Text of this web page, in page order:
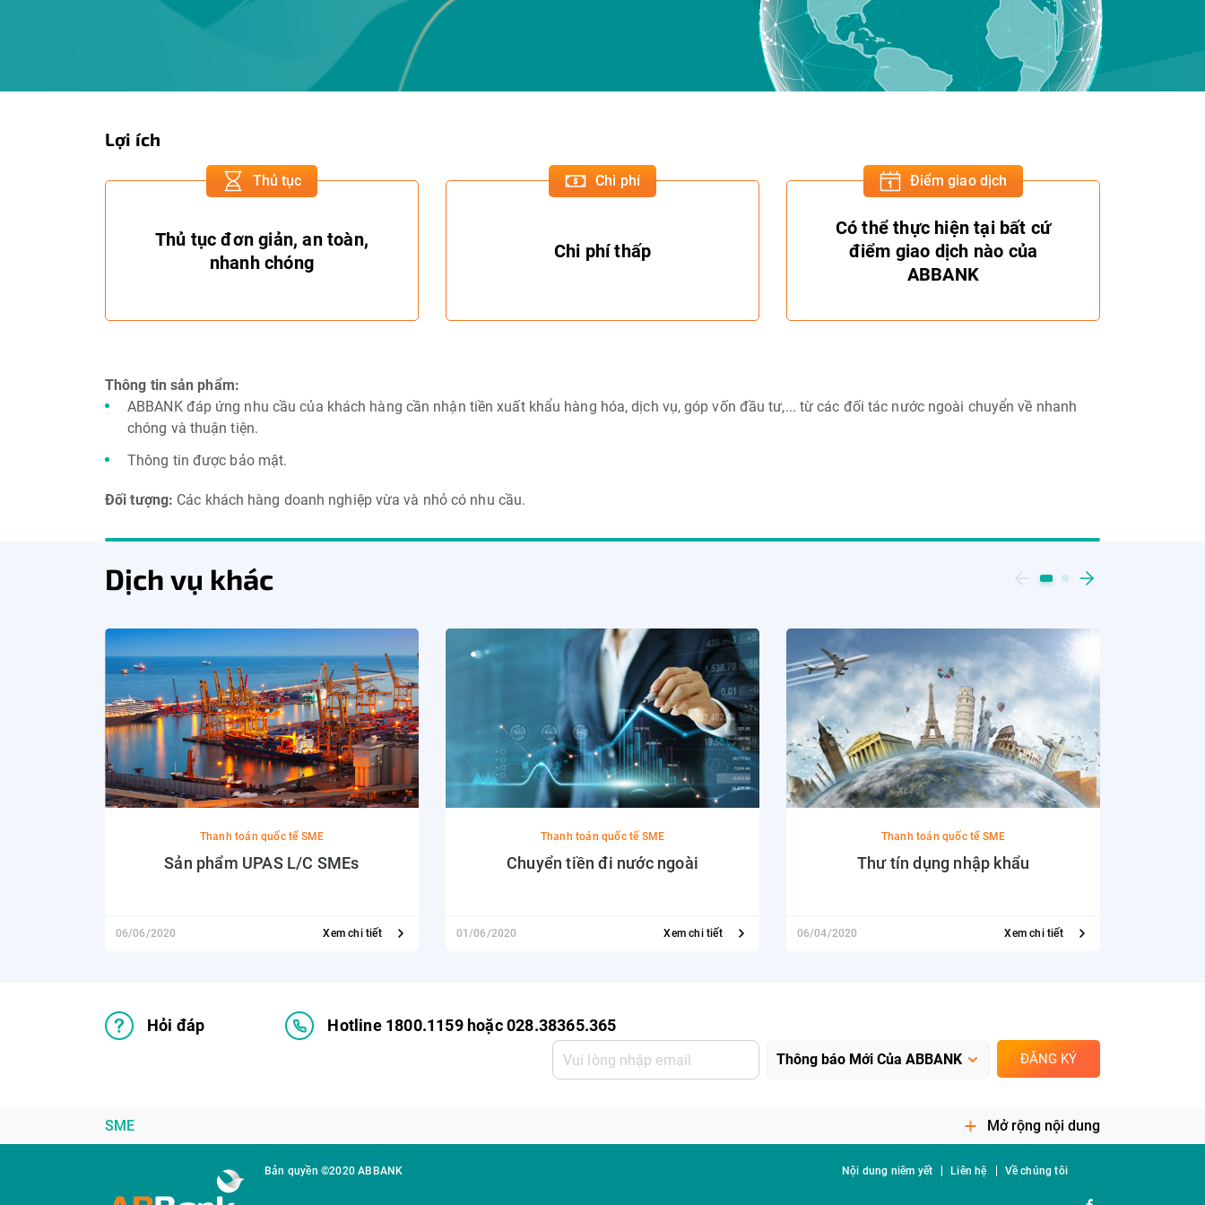
Lợi ích
Thủ tục
Thủ tục đơn giản, an toàn,
nhanh chóng
Chi phí
Chi phí thấp
Điểm giao dịch
Có thể thực hiện tại bất cứ
điểm giao dịch nào của
ABBANK
Thông tin sản phẩm:
ABBANK đáp ứng nhu cầu của khách hàng cần nhận tiền xuất khẩu hàng hóa, dịch vụ, góp vốn đầu tư,... từ các đối tác nước ngoài chuyển về nhanh
chóng và thuận tiện.
Thông tin được bảo mật.
Đối tượng: Các khách hàng doanh nghiệp vừa và nhỏ có nhu cầu.
Dịch vụ khác
Thanh toán quốc tế SME
Sản phẩm UPAS L/C SMEs
06/06/2020 Xem chi tiết
Thanh toán quốc tế SME
Chuyển tiền đi nước ngoài
01/06/2020 Xem chi tiết
Thanh toán quốc tế SME
Thư tín dụng nhập khẩu
06/04/2020 Xem chi tiết
Hỏi đáp Hotline 1800.1159 hoặc 028.38365.365
ĐĂNG KÝ
SME Mở rộng nội dung
Bản quyền ©2020 ABBANK Nội dung niêm yết Liên hệ Về chúng tôi